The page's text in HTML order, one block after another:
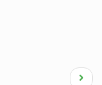
Next